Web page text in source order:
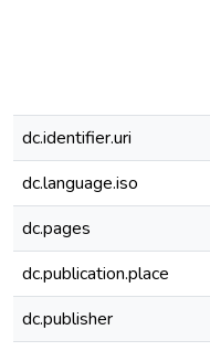
dc.identifier.uri
dc.language.iso
dc.pages
dc.publication.place
dc.publisher